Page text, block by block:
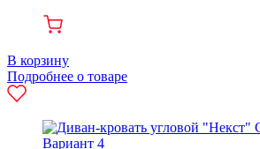
В корзину
Подробнее о товаре